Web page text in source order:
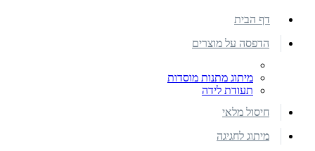
דף הבית
הדפסה על מוצרים
מיתוג מתנות מוסדות
תעודת לידה
חיסול מלאי
מיתוג לחגיגה